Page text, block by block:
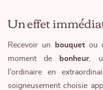
Un effet
Recevoir un bouquetou
moment de
bonheur,
l’ordinaire en
soigneusement choisie